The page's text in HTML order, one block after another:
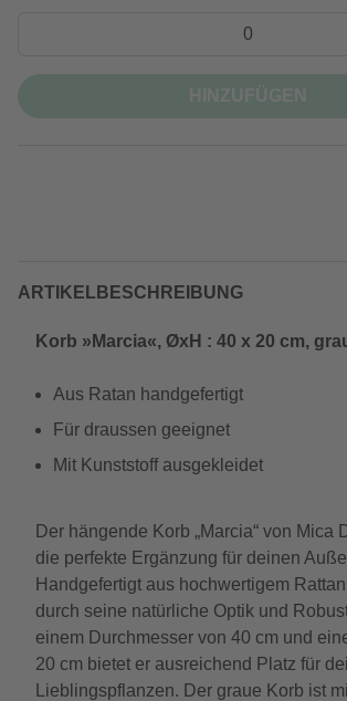
ARTIKELBESCHREIBUNG
Korb »Marcia«, ØxH : 40 x 20 cm,
Aus Ratan handgefertigt
Für draussen geeignet
Mit Kunststoff ausgekleidet
Der hängende Korb „Marcia“ von Mica
die perfekte Ergänzung für deinen
Handgefertigt aus hochwertigem
durch seine natürliche Optik und
einem Durchmesser von 40 cm und
20 cm bietet er ausreichend Platz für
Lieblingspflanzen. Der graue Korb ist